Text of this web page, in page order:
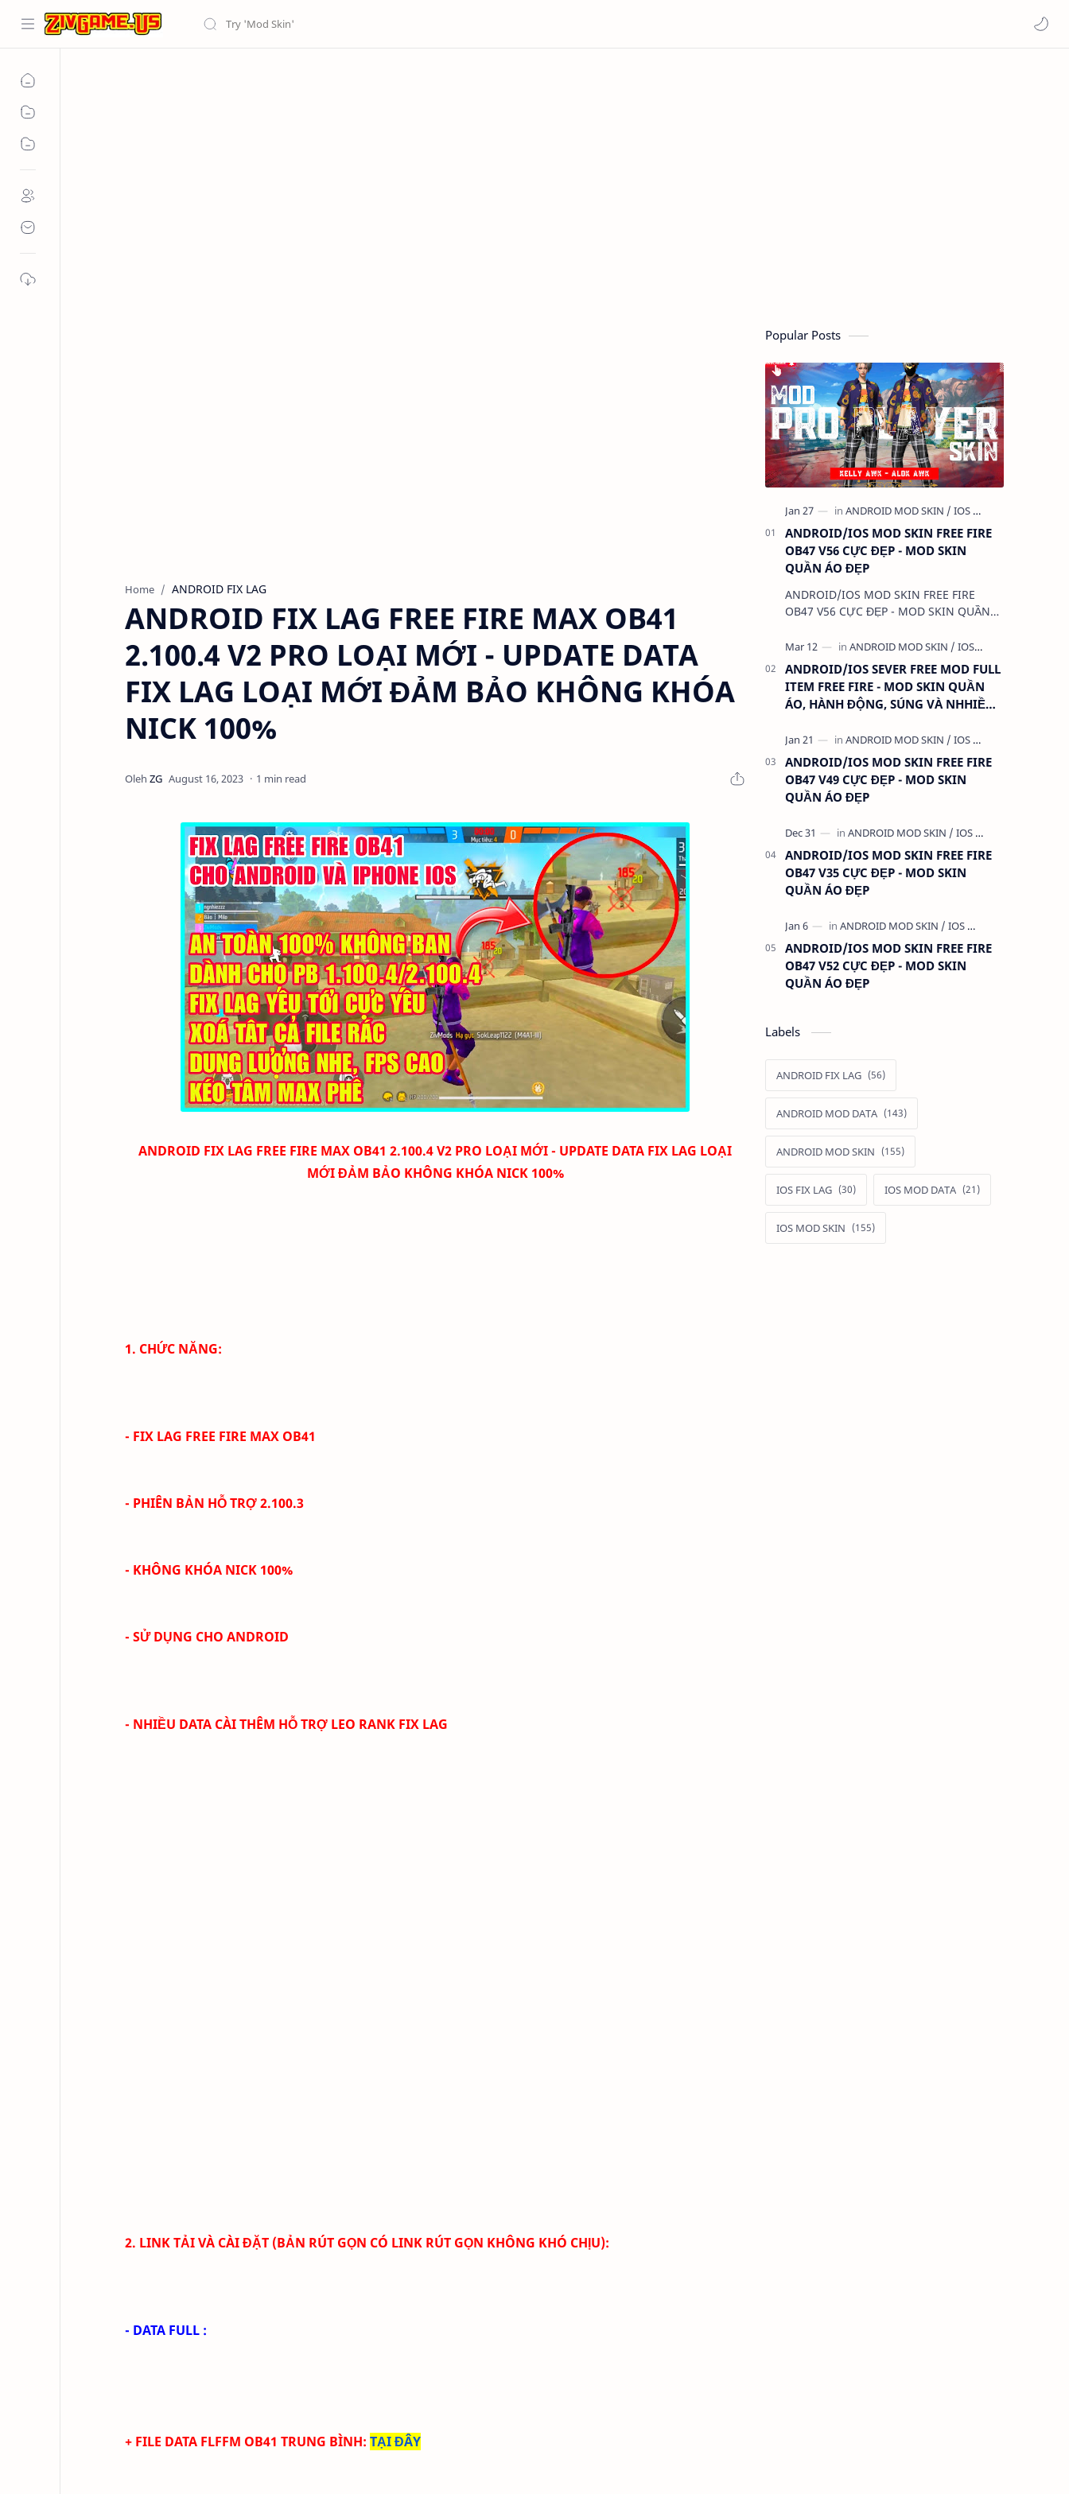
Home ANDROID FIX LAG
ANDROID FIX LAG FREE FIRE MAX OB41
2.100.4 V2 PRO LOẠI MỚI - UPDATE DATA
FIX LAG LOẠI MỚI ĐẢM BẢO KHÔNG KHÓA
NICK 100%
1 min read
ANDROID FIX LAG FREE FIRE MAX OB41 2.100.4 V2 PRO LOẠI MỚI - UPDATE DATA FIX LAG LOẠI
MỚI ĐẢM BẢO KHÔNG KHÓA NICK 100%
1. CHỨC NĂNG:
- FIX LAG FREE FIRE MAX OB41
- PHIÊN BẢN HỖ TRỢ 2.100.3
- KHÔNG KHÓA NICK 100%
- SỬ DỤNG CHO ANDROID
- NHIỀU DATA CÀI THÊM HỖ TRỢ LEO RANK FIX LAG
2. LINK TẢI VÀ CÀI ĐẶT (BẢN RÚT GỌN CÓ LINK RÚT GỌN KHÔNG KHÓ CHỊU):
- DATA FULL :
+ FILE DATA FLFFM OB41 TRUNG BÌNH: TẠI ĐÂY
Popular Posts
ANDROID/IOS MOD SKIN FREE FIRE
OB47 V56 CỰC ĐẸP - MOD SKIN
QUẦN ÁO ĐẸP
ANDROID/IOS MOD SKIN FREE FIRE
OB47 V56 CỰC ĐẸP - MOD SKIN QUẦN
QUẦN ÁO - MOD CLOTHES 2. TẢI VÀ CÀI
ĐẶT (BẢN FULL KHÔ…
ANDROID/IOS SEVER FREE MOD FULL
ITEM FREE FIRE - MOD SKIN QUẦN
ÁO, HÀNH ĐỘNG, SÚNG VÀ NHHIỀU
ANDROID/IOS MOD SKIN FREE FIRE
OB47 V49 CỰC ĐẸP - MOD SKIN
QUẦN ÁO ĐẸP
ANDROID/IOS MOD SKIN FREE FIRE
OB47 V35 CỰC ĐẸP - MOD SKIN
QUẦN ÁO ĐẸP
ANDROID/IOS MOD SKIN FREE FIRE
OB47 V52 CỰC ĐẸP - MOD SKIN
QUẦN ÁO ĐẸP
Labels
ANDROID FIX LAG
ANDROID MOD DATA
ANDROID MOD SKIN
IOS FIX LAG IOS MOD DATA
IOS MOD SKIN